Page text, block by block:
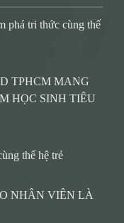
phá tri thức cùng thế
TPHCM MANG
HỌC SINH TIÊU
thế hệ trẻ
NHÂN VIÊN LÀ